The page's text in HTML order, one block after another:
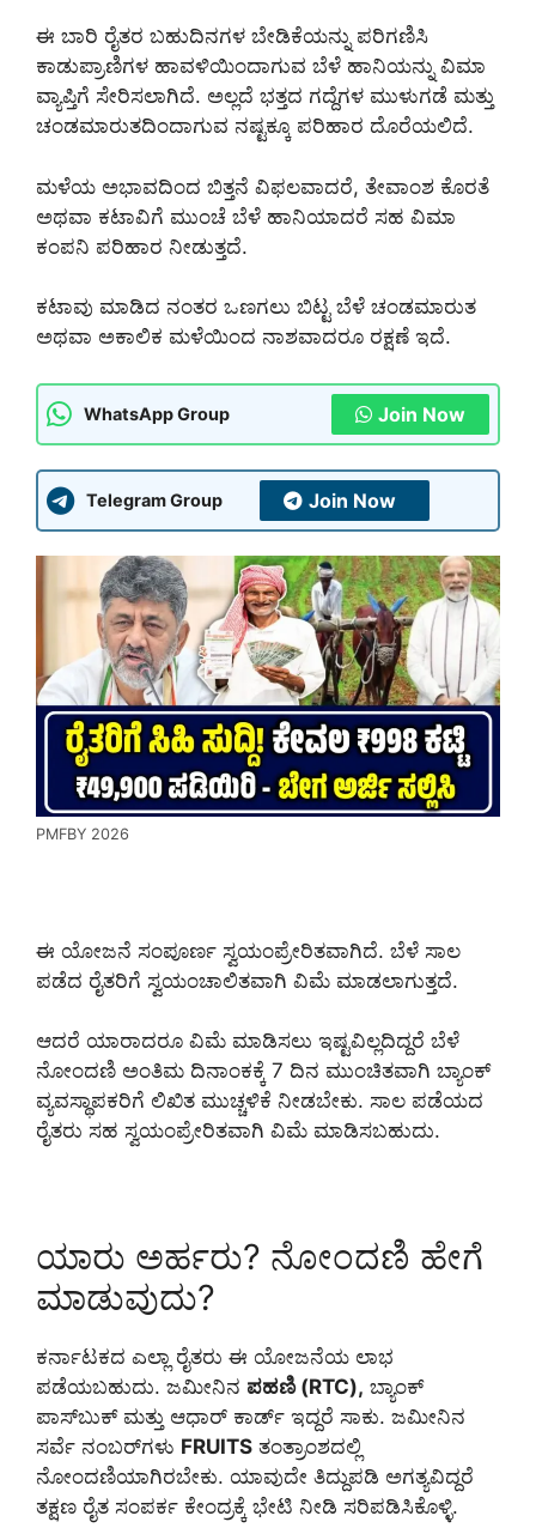
ಈ ಬಾರಿ ರೈತರ ಬಹುದಿನಗಳ ಬೇಡಿಕೆಯನ್ನು ಪರಿಗಣಿಸಿ
ಕಾಡುಪ್ರಾಣಿಗಳ ಹಾವಳಿಯಿಂದಾಗುವ ಬೆಳೆ ಹಾನಿಯನ್ನು ವಿಮಾ
ವ್ಯಾಪ್ತಿಗೆ ಸೇರಿಸಲಾಗಿದೆ. ಅಲ್ಲದೆ ಭತ್ತದ ಗದ್ದೆಗಳ ಮುಳುಗಡೆ ಮತ್ತು
ಚಂಡಮಾರುತದಿಂದಾಗುವ ನಷ್ಟಕ್ಕೂ ಪರಿಹಾರ ದೊರೆಯಲಿದೆ.
ಮಳೆಯ ಅಭಾವದಿಂದ ಬಿತ್ತನೆ ವಿಫಲವಾದರೆ, ತೇವಾಂಶ ಕೊರತೆ
ಅಥವಾ ಕಟಾವಿಗೆ ಮುಂಚೆ ಬೆಳೆ ಹಾನಿಯಾದರೆ ಸಹ ವಿಮಾ
ಕಂಪನಿ ಪರಿಹಾರ ನೀಡುತ್ತದೆ.
ಕಟಾವು ಮಾಡಿದ ನಂತರ ಒಣಗಲು ಬಿಟ್ಟ ಬೆಳೆ ಚಂಡಮಾರುತ
ಅಥವಾ ಅಕಾಲಿಕ ಮಳೆಯಿಂದ ನಾಶವಾದರೂ ರಕ್ಷಣೆ ಇದೆ.
WhatsApp Group Join Now
Telegram Group Join Now
PMFBY 2026
ಈ ಯೋಜನೆ ಸಂಪೂರ್ಣ ಸ್ವಯಂಪ್ರೇರಿತವಾಗಿದೆ. ಬೆಳೆ ಸಾಲ
ಪಡೆದ ರೈತರಿಗೆ ಸ್ವಯಂಚಾಲಿತವಾಗಿ ವಿಮೆ ಮಾಡಲಾಗುತ್ತದೆ.
ಆದರೆ ಯಾರಾದರೂ ವಿಮೆ ಮಾಡಿಸಲು ಇಷ್ಟವಿಲ್ಲದಿದ್ದರೆ ಬೆಳೆ
ನೋಂದಣಿ ಅಂತಿಮ ದಿನಾಂಕಕ್ಕೆ 7 ದಿನ ಮುಂಚಿತವಾಗಿ ಬ್ಯಾಂಕ್
ವ್ಯವಸ್ಥಾಪಕರಿಗೆ ಲಿಖಿತ ಮುಚ್ಚಳಿಕೆ ನೀಡಬೇಕು. ಸಾಲ ಪಡೆಯದ
ರೈತರು ಸಹ ಸ್ವಯಂಪ್ರೇರಿತವಾಗಿ ವಿಮೆ ಮಾಡಿಸಬಹುದು.
ಯಾರು ಅರ್ಹರು? ನೋಂದಣಿ ಹೇಗೆ
ಮಾಡುವುದು?
ಕರ್ನಾಟಕದ ಎಲ್ಲಾ ರೈತರು ಈ ಯೋಜನೆಯ ಲಾಭ
ಪಡೆಯಬಹುದು. ಜಮೀನಿನ ಪಹಣಿ (RTC), ಬ್ಯಾಂಕ್
ಪಾಸ್‌ಬುಕ್ ಮತ್ತು ಆಧಾರ್ ಕಾರ್ಡ್ ಇದ್ದರೆ ಸಾಕು. ಜಮೀನಿನ
ಸರ್ವೆ ನಂಬರ್‌ಗಳು FRUITS ತಂತ್ರಾಂಶದಲ್ಲಿ
ನೋಂದಣಿಯಾಗಿರಬೇಕು. ಯಾವುದೇ ತಿದ್ದುಪಡಿ ಅಗತ್ಯವಿದ್ದರೆ
ತಕ್ಷಣ ರೈತ ಸಂಪರ್ಕ ಕೇಂದ್ರಕ್ಕೆ ಭೇಟಿ ನೀಡಿ ಸರಿಪಡಿಸಿಕೊಳ್ಳಿ.